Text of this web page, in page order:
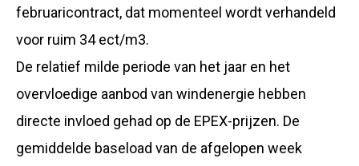
februaricontract, dat momenteel wordt verhandeld
voor ruim 34 ect/m3.
De relatief milde periode van het jaar en het
overvloedige aanbod van windenergie hebben
directe invloed gehad op de EPEX-prijzen. De
gemiddelde baseload van de afgelopen week